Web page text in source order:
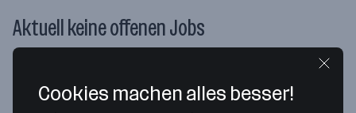
Aktuell keine offenen Jobs
Cookies machen alles besser!